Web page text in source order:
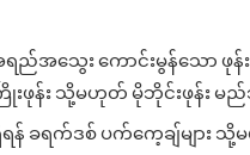
ည်အသွေး ကောင်းမွန်သော ဖု
ြိုးဖုန်း သို့မဟုတ် မိုဘိုင်းဖုန်း
န် ခရက်ဒစ် ပက်ကေ့ချ်မျာ